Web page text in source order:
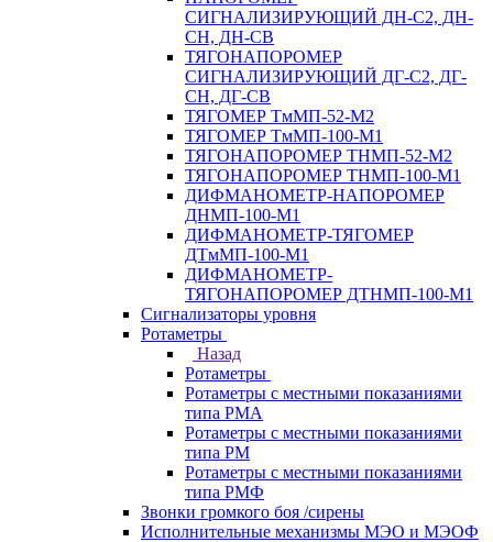
СИГНАЛИЗИРУЮЩИЙ ДН-С2, ДН-
СН, ДН-СВ
ТЯГОНАПОРОМЕР
СИГНАЛИЗИРУЮЩИЙ ДГ-С2, ДГ-
СН, ДГ-СВ
ТЯГОМЕР ТмМП-52-М2
ТЯГОМЕР ТмМП-100-М1
ТЯГОНАПОРОМЕР ТНМП-52-М2
ТЯГОНАПОРОМЕР ТНМП-100-М1
ДИФМАНОМЕТР-НАПОРОМЕР
ДНМП-100-М1
ДИФМАНОМЕТР-ТЯГОМЕР
ДТмМП-100-М1
ДИФМАНОМЕТР-
ТЯГОНАПОРОМЕР ДТНМП-100-М1
Сигнализаторы уровня
Ротаметры
Назад
Ротаметры
Ротаметры с местными показаниями
типа РМА
Ротаметры с местными показаниями
типа РМ
Ротаметры с местными показаниями
типа РМФ
Звонки громкого боя /сирены
Исполнительные механизмы МЭО и МЭОФ